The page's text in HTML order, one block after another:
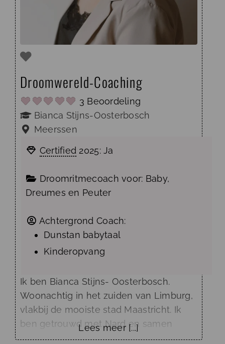
Droomwereld-Coaching
3 Beoordeling
Bianca Stijns-Oosterbosch
Meerssen
Certified 2025:Ja
Droomritmecoach voor: Baby,
Dreumes en Peuter
Achtergrond Coach:
Dunstan babytaal
Kinderopvang
Ik ben Bianca Stijns- Oosterbosch.
Woonachtig in het zuiden van Limburg,
vlakbij de mooiste stad Maastricht. Ik
ben getrouwd met Nard en samen
hebben we sinds maart 2022 een
Lees meer [...]